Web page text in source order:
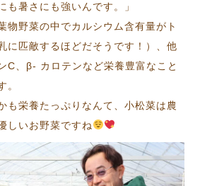
も暑さにも強いんです。」
物野菜の中でカルシウム含有量がト
に匹敵するほどだそうです！）、他
C、β- カロテンなど栄養豊富なこと
。
も栄養たっぷりなんて、小松菜は農
しいお野菜ですね